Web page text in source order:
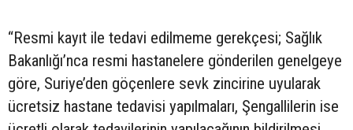
“Resmi kayıt ile tedavi edilmeme gerekçesi; Sağlık
Bakanlığı’nca resmi hastanelere gönderilen genelgeye
göre, Suriye’den göçenlere sevk zincirine uyularak
ücretsiz hastane tedavisi yapılmaları, Şengallilerin ise